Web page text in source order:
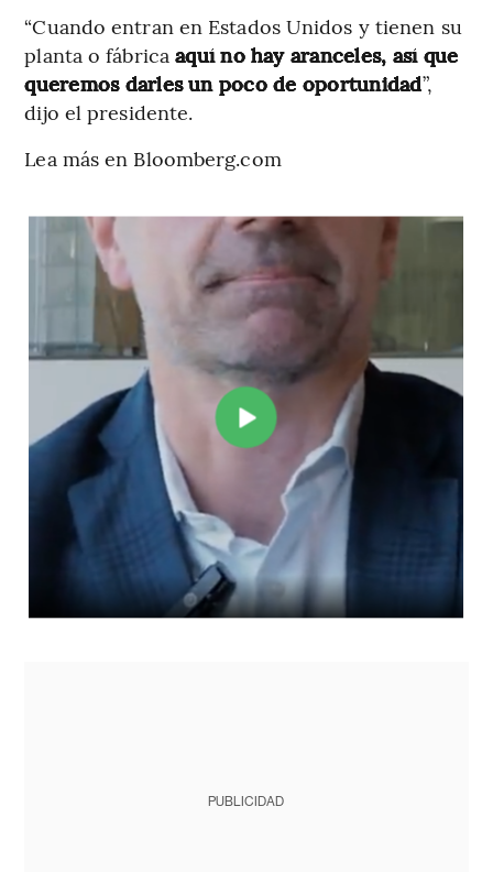
“Cuando entran en Estados Unidos y tienen su
planta o fábricaaquí no hay aranceles, así que
queremos darles un poco de oportunidad”,
dijo el presidente.
Lea más en Bloomberg.com
PUBLICIDAD